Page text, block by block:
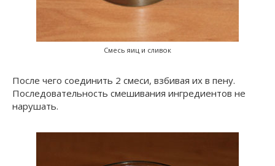
Смесь яиц и сливок
После чего соединить 2 смеси, взбивая их в пену.
Последовательность смешивания ингредиентов не
нарушать.